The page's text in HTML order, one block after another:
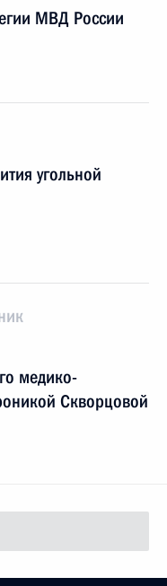
МВД России
угольной
медико-
Скворцовой